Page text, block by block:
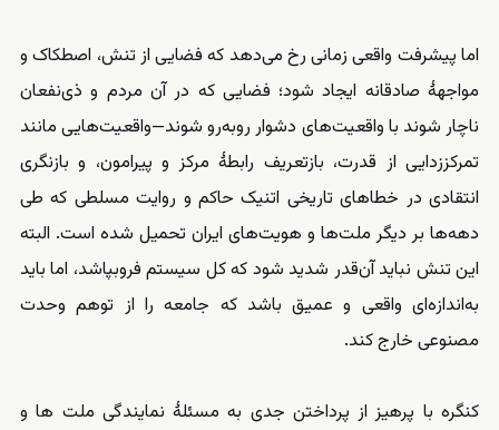
اما پیشرفت واقعی زمانی رخ می‌دهد که فضایی از تنش، اصطکاک و
مواجههٔ صادقانه ایجاد شود؛ فضایی که در آن مردم و ذی‌نفعان
ناچار شوند با واقعیت‌های دشوار روبه‌رو شوند—واقعیت‌هایی مانند
تمرکززدایی از قدرت، بازتعریف رابطهٔ مرکز و پیرامون، و بازنگری
انتقادی در خطاهای تاریخی اتنیک حاکم و روایت مسلطی که طی
دهه‌ها بر دیگر ملت‌ها و هویت‌های ایران تحمیل شده است. البته
این تنش نباید آن‌قدر شدید شود که کل سیستم فروبپاشد، اما باید
به‌اندازه‌ای واقعی و عمیق باشد که جامعه را از توهم وحدت
مصنوعی خارج کند.
کنگره با پرهیز از پرداختن جدی به مسئلهٔ نمایندگی ملت ها و